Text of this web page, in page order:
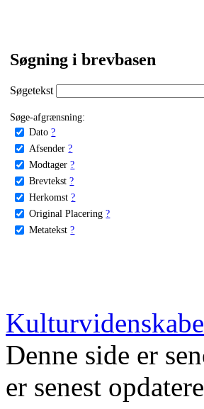
Søgning i brevbasen
Søgetekst
Søge-afgrænsning:
Dato ?
Afsender ?
Modtager ?
Brevtekst ?
Herkomst ?
Original Placering ?
Metatekst ?
Denne side er
er senest